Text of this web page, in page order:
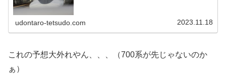
udontaro-tetsudo.com 2023.11.18
これの予想大外れやん、、、（700系が先じゃないのか
ぁ）